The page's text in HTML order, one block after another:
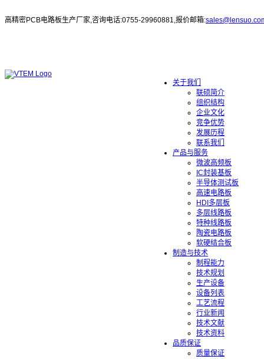
高精密PCB电路板生产厂家,咨询电话:0755-29960881,报价邮箱:
关于我们
联硕简介
组织结构
企业文化
竞争优势
发展历程
联系我们
产品与服务
微波高频板
IC封装基板
半导体测试板
高速电路板
HDI多层板
多层线路板
特种线路板
陶瓷电路板
软硬结合板
制造与技术
制程能力
技术规划
生产设备
设备列表
工艺流程
行业新闻
技术文献
技术资料
品质保证
质量保证